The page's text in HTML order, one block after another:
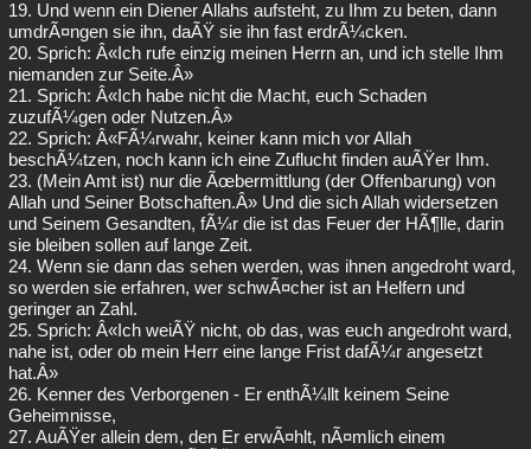
19. Und wenn ein Diener Allahs aufsteht, zu Ihm zu beten, dann
umdrÃ¤ngen sie ihn, daÃŸ sie ihn fast erdrÃ¼cken.
20. Sprich: Â«Ich rufe einzig meinen Herrn an, und ich stelle Ihm
niemanden zur Seite.Â»
21. Sprich: Â«Ich habe nicht die Macht, euch Schaden
zuzufÃ¼gen oder Nutzen.Â»
22. Sprich: Â«FÃ¼rwahr, keiner kann mich vor Allah
beschÃ¼tzen, noch kann ich eine Zuflucht finden auÃŸer Ihm.
23. (Mein Amt ist) nur die Ãœbermittlung (der Offenbarung) von
Allah und Seiner Botschaften.Â» Und die sich Allah widersetzen
und Seinem Gesandten, fÃ¼r die ist das Feuer der HÃ¶lle, darin
sie bleiben sollen auf lange Zeit.
24. Wenn sie dann das sehen werden, was ihnen angedroht ward,
so werden sie erfahren, wer schwÃ¤cher ist an Helfern und
geringer an Zahl.
25. Sprich: Â«Ich weiÃŸ nicht, ob das, was euch angedroht ward,
nahe ist, oder ob mein Herr eine lange Frist dafÃ¼r angesetzt
hat.Â»
26. Kenner des Verborgenen - Er enthÃ¼llt keinem Seine
Geheimnisse,
27. AuÃŸer allein dem, den Er erwÃ¤hlt, nÃ¤mlich einem